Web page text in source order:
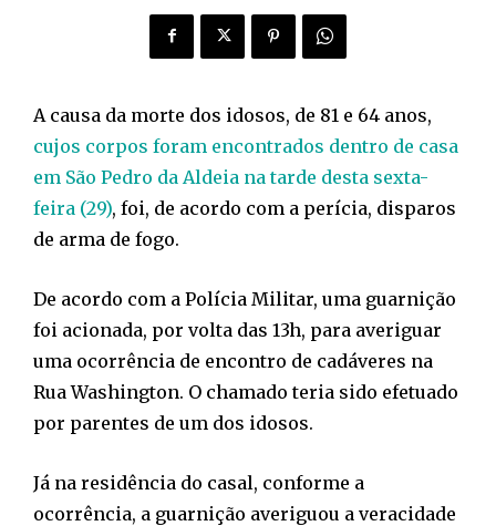
A causa da morte dos idosos, de 81 e 64 anos,
cujos corpos foram encontrados dentro de casa
em São Pedro da Aldeia na tarde desta sexta-
feira (29), foi, de acordo com a perícia, disparos
de arma de fogo.
De acordo com a Polícia Militar, uma guarnição
foi acionada, por volta das 13h, para averiguar
uma ocorrência de encontro de cadáveres na
Rua Washington. O chamado teria sido efetuado
por parentes de um dos idosos.
Já na residência do casal, conforme a
ocorrência, a guarnição averiguou a veracidade